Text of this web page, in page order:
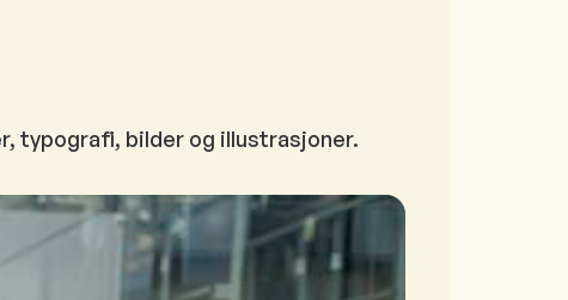
typografi, bilder og illustrasjoner.